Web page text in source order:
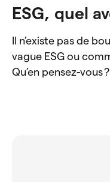
ESG, quel
Il n’existe pas de
vague ESG ou
Qu’en pensez-vous ?